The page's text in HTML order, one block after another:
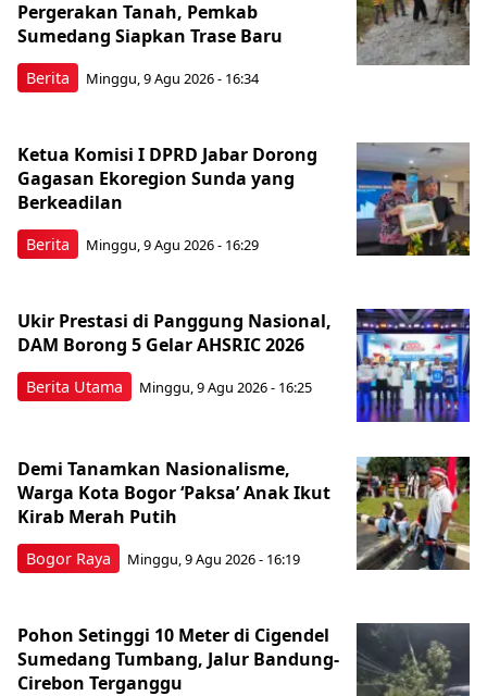
Berita
Pergerakan Tanah, Pemkab
Sumedang Siapkan Trase Baru
Minggu, 9 Agu 2026 - 16:34
Berita
Ketua Komisi I DPRD Jabar Dorong
Gagasan Ekoregion Sunda yang
Berkeadilan
Minggu, 9 Agu 2026 - 16:29
Berita Utama
Ukir Prestasi di Panggung Nasional,
DAM Borong 5 Gelar AHSRIC 2026
Minggu, 9 Agu 2026 - 16:25
Bogor Raya
Demi Tanamkan Nasionalisme,
Warga Kota Bogor ‘Paksa’ Anak Ikut
Kirab Merah Putih
Minggu, 9 Agu 2026 - 16:19
Pohon Setinggi 10 Meter di Cigendel
Sumedang Tumbang, Jalur Bandung-
Cirebon Terganggu